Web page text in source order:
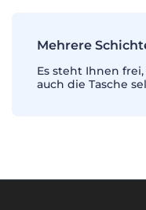
Mehrere
Es steht Ihnen
auch die Tasche